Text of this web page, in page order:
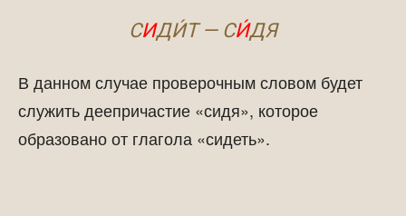
СИДИ́Т — СИ́ДЯ
В данном случае проверочным словом будет
служить деепричастие «сидя», которое
образовано от глагола «сидеть».